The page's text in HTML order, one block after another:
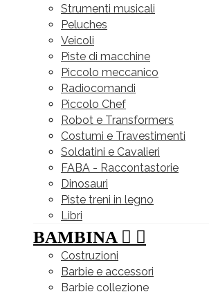
Strumenti musicali
Peluches
Veicoli
Piste di macchine
Piccolo meccanico
Radiocomandi
Piccolo Chef
Robot e Transformers
Costumi e Travestimenti
Soldatini e Cavalieri
FABA - Raccontastorie
Dinosauri
Piste treni in legno
Libri
BAMBINA  
Costruzioni
Barbie e accessori
Barbie collezione